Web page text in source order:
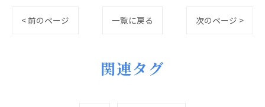
< 前のページ 一覧に戻る 次のページ >
関連タグ